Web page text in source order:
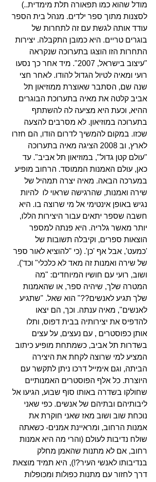
מודל שהוא כמו תפאורה תלת מימדית..)
לסצנות מתוך ספר ילדים. מנהל בית הספר
עודד אותה לגשת עם זה לתחרות של
בוגרים טריים. היא כמובן התקבלה. יצירות
התחרות הזו הוצגו בתערוכה שנקראה
"עיצוב בישראל, 2007". מיד אחר כך נסעו
רועי ומאיה לטיול הגדול להודו. לאחר חצי
שנה שם, הסתבר שאוצרת ממוזיאון תל
אביב קלטה את מאיה בתערוכת הבוגרים
ההיא, וכעת היא מציעה לה להשתתף
בתערוכה במוזיאון. לא מסרבים להצעה
שכזו. במקום להמשיך לדרום הודו, הם חזרו
לארץ, וב 2008 הציגה מאיה בתערוכה
"עולם קטן גדול", במוזיאון תל אביב". עד
כאן, עולם האמנות הממוסד. הרחוב מופיע
במערכה הבאה. מאיה יצרה תמהיל של
שירה ואמנות, שהרגישה שראוי לו  להיות
נגיש באופן אינטימי אל מי שרוצה בו. היא
חשבה שספר יתאים עבור היצירות הללו,
יותר מאשר גלריה. היא פנתה למספר
הוצאות ספרים, וקיבלה תשובות של
'כמעט', אבל אף 'כן'. (כי "להוציא לאור ספר
של שירה ואמנות זה מאד לא כלכלי" וכד').
ושוב, רועי עם חושיו המיוחדים: "מה
המטרה שלך, שיהיה ספר, או שהאמנות
שלך תגיע לאנשים??" הוא שאל. "שתגיע
לאנשים", מאיה ענתה. וכך, הם יצאו
להדפיס את יצירותיה בבית דפוס, ותלו
אותן כפוסטרים , עם נעצים, על עצים
בשדרות תל אביב, כשמתחת מופיע כיתוב
המציע למי שרוצה לקחת את היצירה
הביתה, וגם אימייל דרכו ניתן לתקשר עם
היוצרת. כל אלף הפוסטרים האמנותיים
שחולקו בשדרה באותו סוף שבוע, הגיעו אל
ליבותיהם ובתיהם של אנשים. כפי שאני
נוכחת שוב ושוב מאז שאני חוקרת את
אמנות הרחוב, ומראיינת אמנים- כשאתה
שולח נדיבות לעולם (והרי מה היא אמנות
רחוב, אם לא מתנות שהאמן מחלק
בנדיבותו לאנשי העיר?!), היא תמיד מוצאת
דרך לחזור עם מתנות כפולות ומכופלות